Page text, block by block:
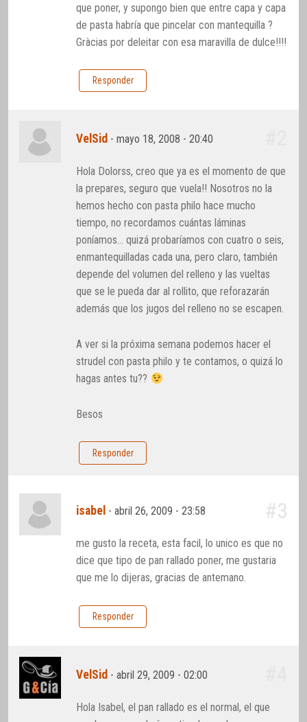
que poner, y supongo bien que entre capa y capa
de pasta habría que pincelar con mantequilla ?
Gràcias por deleitar con esa maravilla de dulce!!!!
Responder
VelSid -mayo 18, 2008 - 20:40
Hola Dolorss, creo que ya es el momento de que
la prepares, seguro que vuela!! Nosotros no la
hemos hecho con pasta philo hace mucho
tiempo, no recordamos cuántas láminas
poníamos… quizá probaríamos con cuatro o seis,
enmantequilladas cada una, pero claro, también
depende del volumen del relleno y las vueltas
que se le pueda dar al rollito, que reforazarán
además que los jugos del relleno no se escapen.
A ver si la próxima semana podemos hacer el
strudel con pasta philo y te contamos, o quizá lo
hagas antes tu??
Besos
Responder
isabel -abril 26, 2009 - 23:58 #3
me gusto la receta, esta facil, lo unico es que no
dice que tipo de pan rallado poner, me gustaria
que me lo dijeras, gracias de antemano.
Responder
VelSid -abril 29, 2009 - 02:00
Hola Isabel, el pan rallado es el normal, el que